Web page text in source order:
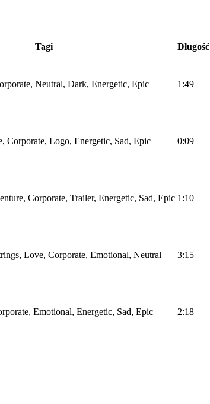
Tagi Długość
Neutral, Dark, Energetic, Epic 1:49
Corporate, Logo, Energetic, Sad, Epic 0:09
Corporate, Trailer, Energetic, Sad, Epic 1:10
Love, Corporate, Emotional, Neutral 3:15
Emotional, Energetic, Sad, Epic 2:18